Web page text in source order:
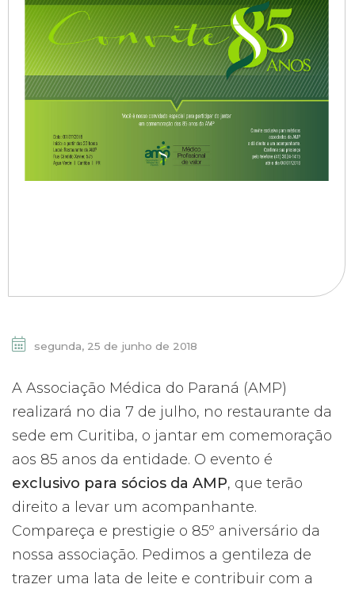
segunda, 25 de junho de 2018
A Associação Médica do Paraná (AMP)
realizará no dia 7 de julho, no restaurante da
sede em Curitiba, o jantar em comemoração
aos 85 anos da entidade. O evento é
exclusivo para sócios da AMP, que terão
direito a levar um acompanhante.
Compareça e prestigie o 85º aniversário da
nossa associação. Pedimos a gentileza de
trazer uma lata de leite e contribuir com a